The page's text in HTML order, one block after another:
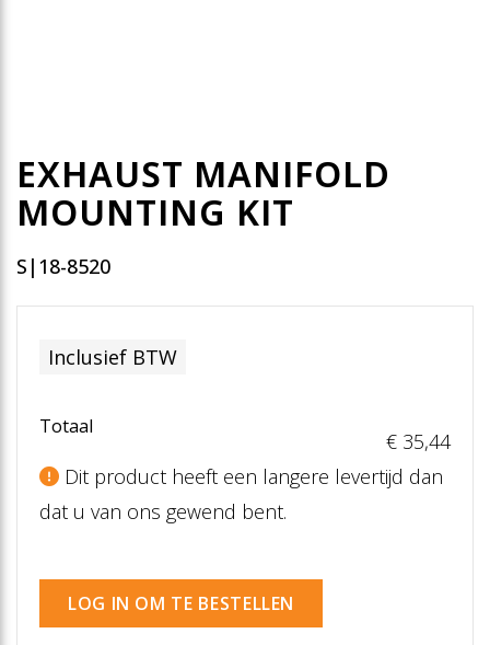
EXHAUST MANIFOLD
MOUNTING KIT
S|18-8520
Inclusief BTW
Totaal
€ 35,44
Dit product heeft een langere levertijd dan
dat u van ons gewend bent.
LOG IN OM TE BESTELLEN